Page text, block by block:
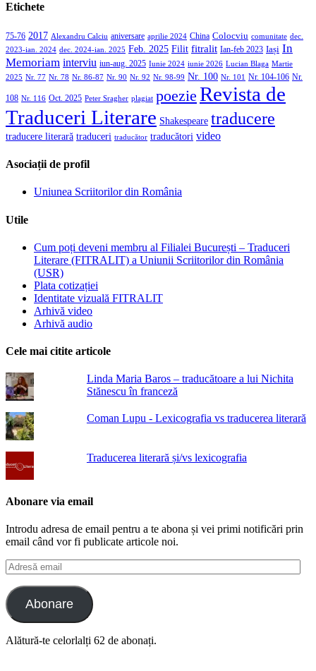
Etichete
75-76 2017 Alexandru Calciu aniversare aprilie 2024 China Colocviu comunitate dec.
2023-ian. 2024 dec. 2024-ian. 2025 Feb. 2025 Filit fitralit Ian-feb 2023 Iași In
Memoriam interviu iun-aug. 2025 Iunie 2024 iunie 2026 Lucian Blaga Martie
2025 Nr. 77 Nr. 78 Nr. 86-87 Nr. 90 Nr. 92 Nr. 98-99 Nr. 100 Nr. 101 Nr. 104-106 Nr.
108 Nr. 116 Oct. 2025 Peter Sragher plagiat poezie Revista de
Traduceri Literare Shakespeare traducere
traducere literară traduceri traducător traducători video
Asociații de profil
Uniunea Scriitorilor din România
Utile
Cum poți deveni membru al Filialei București – Traduceri
Literare (FITRALIT) a Uniunii Scriitorilor din România
(USR)
Plata cotizației
Identitate vizuală FITRALIT
Arhivă video
Arhivă audio
Cele mai citite articole
Linda Maria Baros – traducătoare a lui Nichita
Stănescu în franceză
Coman Lupu - Lexicografia vs traducerea literară
Traducerea literară și/vs lexicografia
Abonare via email
Introdu adresa de email pentru a te abona și vei primi notificări prin
email când vor fi publicate articole noi.
Adresă
email
Abonare
Alătură-te celorlalți 62 de abonați.